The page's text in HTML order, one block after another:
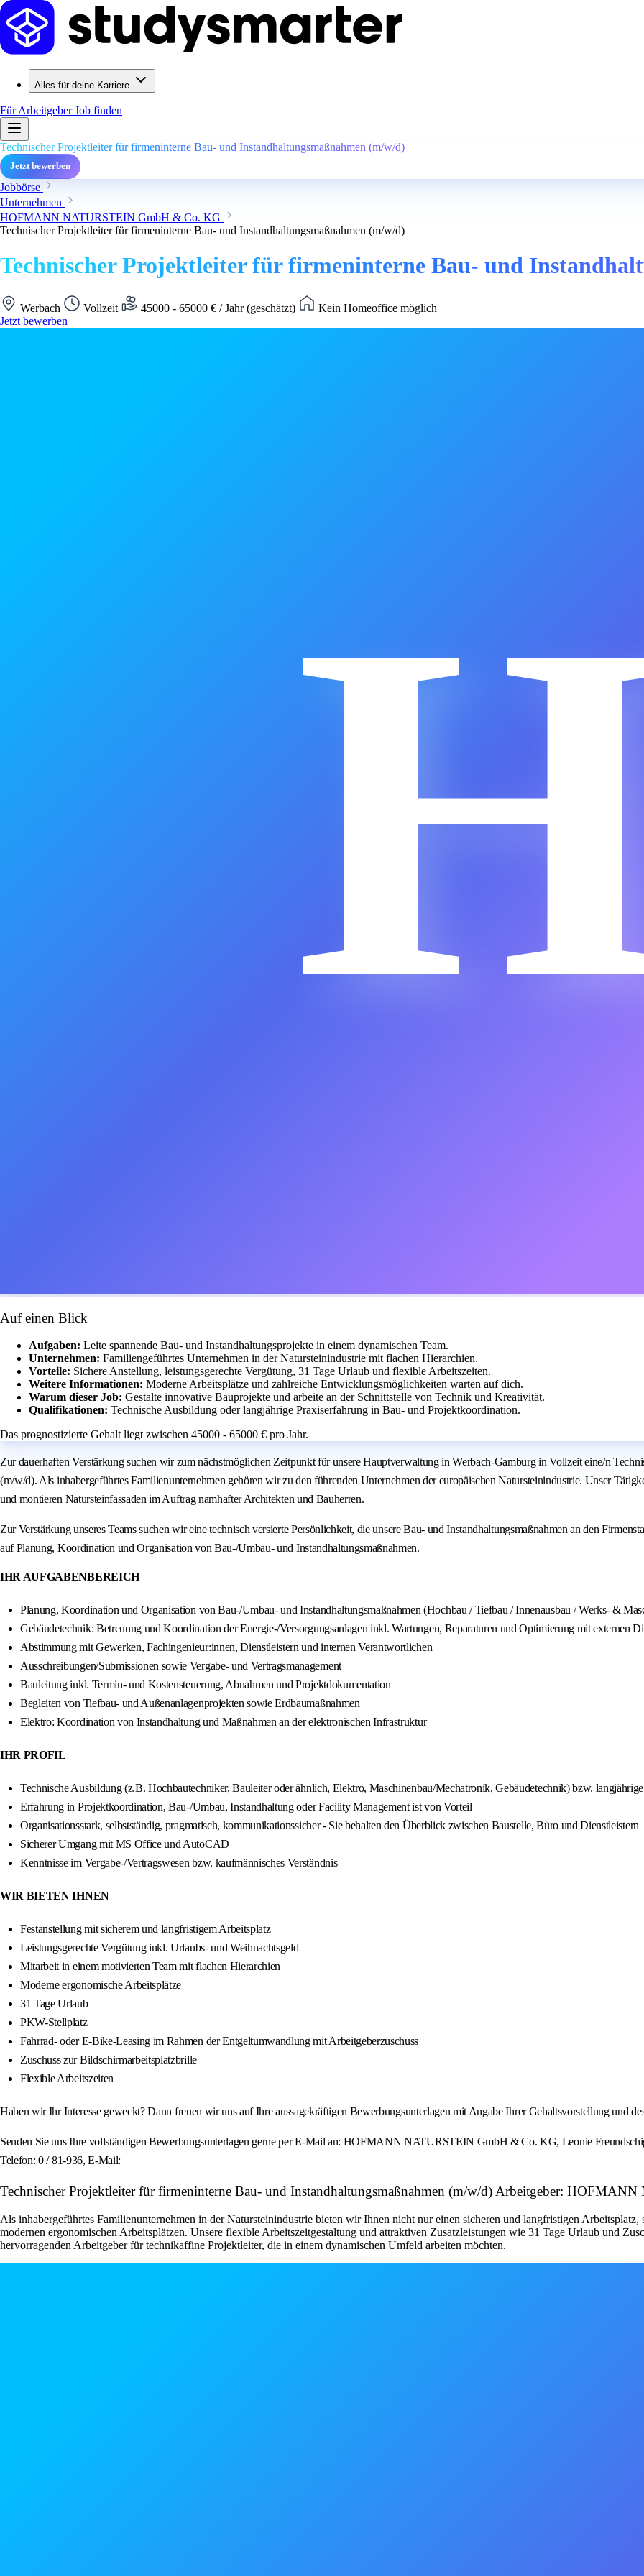
Alles für deine Karriere
Für ArbeitgeberJob finden
Technischer Projektleiter für firmeninterne Bau- und Instandhaltungsmaßnahmen (m/w/d)
Jetzt bewerben
Jobbörse
Unternehmen
HOFMANN NATURSTEIN GmbH & Co. KG
Technischer Projektleiter für firmeninterne Bau- und Instandhaltungsmaßnahmen (m/w/d)
Technischer Projektleiter für firmeninterne Bau- und
Werbach Vollzeit 45000 - 65000 € / Jahr (geschätzt)
Kein Homeoffice möglich
Jetzt bewerben
Auf einen Blick
Aufgaben: Leite spannende Bau- und Instandhaltungsprojekte in einem dynamischen Team.
Unternehmen: Familiengeführtes Unternehmen in der Natursteinindustrie mit flachen Hierarchien.
Vorteile: Sichere Anstellung, leistungsgerechte Vergütung, 31 Tage Urlaub und flexible Arbeitszeiten.
Weitere Informationen: Moderne Arbeitsplätze und zahlreiche Entwicklungsmöglichkeiten warten auf dich.
Warum dieser Job: Gestalte innovative Bauprojekte und arbeite an der Schnittstelle von Technik und Kreativität.
Qualifikationen: Technische Ausbildung oder langjährige Praxiserfahrung in Bau- und Projektkoordination.
Das prognostizierte Gehalt liegt zwischen 45000 - 65000 € pro Jahr.
Zur dauerhaften Verstärkung suchen wir zum nächstmöglichen Zeitpunkt für unsere Hauptverwaltung in Werbach-Gamburg in Vollzeit eine/n
(m/w/d). Als inhabergeführtes Familienunternehmen gehören wir zu den führenden Unternehmen der europäischen Natursteinindustrie. Unser
und montieren Natursteinfassaden im Auftrag namhafter Architekten und Bauherren.
Zur Verstärkung unseres Teams suchen wir eine technisch versierte Persönlichkeit, die unsere Bau- und Instandhaltungsmaßnahmen an den
auf Planung, Koordination und Organisation von Bau-/Umbau- und Instandhaltungsmaßnahmen.
IHR AUFGABENBEREICH
Planung, Koordination und Organisation von Bau-/Umbau- und Instandhaltungsmaßnahmen (Hochbau / Tiefbau / Innenausbau / Werks- &
Gebäudetechnik: Betreuung und Koordination der Energie-/Versorgungsanlagen inkl. Wartungen, Reparaturen und Optimierung mit externen
Abstimmung mit Gewerken, Fachingenieur:innen, Dienstleistern und internen Verantwortlichen
Ausschreibungen/Submissionen sowie Vergabe- und Vertragsmanagement
Bauleitung inkl. Termin- und Kostensteuerung, Abnahmen und Projektdokumentation
Begleiten von Tiefbau- und Außenanlagenprojekten sowie Erdbaumaßnahmen
Elektro: Koordination von Instandhaltung und Maßnahmen an der elektronischen Infrastruktur
IHR PROFIL
Technische Ausbildung (z.B. Hochbautechniker, Bauleiter oder ähnlich, Elektro, Maschinenbau/Mechatronik, Gebäudetechnik) bzw.
Erfahrung in Projektkoordination, Bau-/Umbau, Instandhaltung oder Facility Management ist von Vorteil
Organisationsstark, selbstständig, pragmatisch, kommunikationssicher - Sie behalten den Überblick zwischen Baustelle, Büro und Dienstleistern
Sicherer Umgang mit MS Office und AutoCAD
Kenntnisse im Vergabe-/Vertragswesen bzw. kaufmännisches Verständnis
WIR BIETEN IHNEN
Festanstellung mit sicherem und langfristigem Arbeitsplatz
Leistungsgerechte Vergütung inkl. Urlaubs- und Weihnachtsgeld
Mitarbeit in einem motivierten Team mit flachen Hierarchien
Moderne ergonomische Arbeitsplätze
31 Tage Urlaub
PKW-Stellplatz
Fahrrad- oder E-Bike-Leasing im Rahmen der Entgeltumwandlung mit Arbeitgeberzuschuss
Zuschuss zur Bildschirmarbeitsplatzbrille
Flexible Arbeitszeiten
Haben wir Ihr Interesse geweckt? Dann freuen wir uns auf Ihre aussagekräftigen Bewerbungsunterlagen mit Angabe Ihrer Gehaltsvorstellung und
Senden Sie uns Ihre vollständigen Bewerbungsunterlagen gerne per E-Mail an: HOFMANN NATURSTEIN GmbH & Co. KG, Leonie
Telefon: 0 / 81-936, E-Mail:
Technischer Projektleiter für firmeninterne Bau- und Instandhaltungsmaßnahmen (m/w/d) Arbeitgeber:
Als inhabergeführtes Familienunternehmen in der Natursteinindustrie bieten wir Ihnen nicht nur einen sicheren und langfristigen
modernen ergonomischen Arbeitsplätzen. Unsere flexible Arbeitszeitgestaltung und attraktiven Zusatzleistungen wie 31 Tage Urlaub und
hervorragenden Arbeitgeber für technikaffine Projektleiter, die in einem dynamischen Umfeld arbeiten möchten.